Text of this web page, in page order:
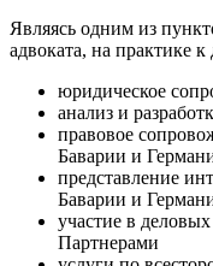
Являясь одним из
адвоката, на практике
юридическое
анализ и
правовое
Баварии и
представление
Баварии и
участие в
Партнерами